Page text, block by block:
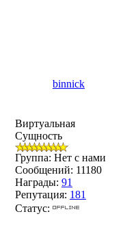
binnick
Виртуальная
Сущность
Группа: Нет с нами
Сообщений: 11180
Награды: 91
Репутация: 181
Статус: